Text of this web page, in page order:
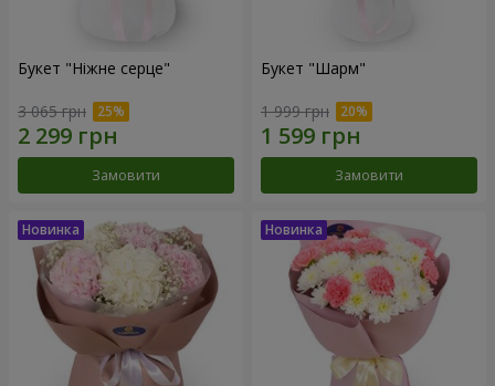
Букет "Ніжне серце"
3 065 грн
Замовити
Букет "Шарм"
1 999 грн
Замовити